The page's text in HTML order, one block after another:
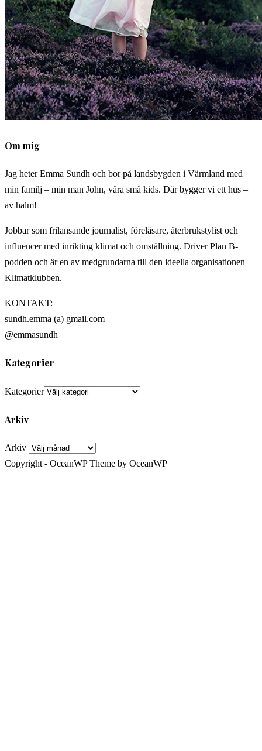
Om mig
Jag heter Emma Sundh och bor på landsbygden i Värmland med
min familj – min man John, våra små kids. Där bygger vi ett hus –
av halm!
Jobbar som frilansande journalist, föreläsare, återbrukstylist och
influencer med inrikting klimat och omställning. Driver Plan B-
podden och är en av medgrundarna till den ideella organisationen
Klimatklubben.
KONTAKT:
sundh.emma (a) gmail.com
@emmasundh
Kategorier
Kategorier
Arkiv
Arkiv
Copyright - OceanWP Theme by OceanWP